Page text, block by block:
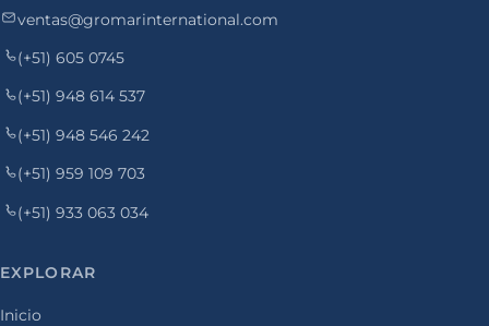
ventas@gromarinternational.com
(+51) 605 0745
(+51) 948 614 537
(+51) 948 546 242
(+51) 959 109 703
(+51) 933 063 034
EXPLORAR
Inicio